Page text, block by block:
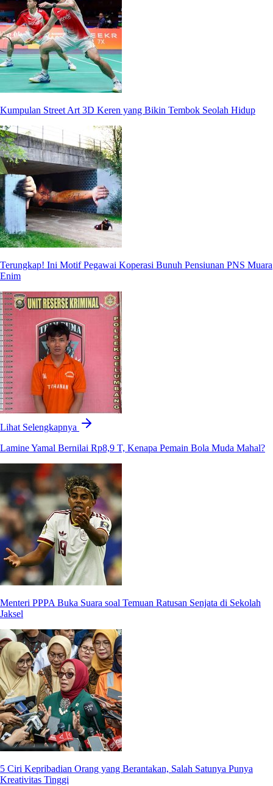
Kumpulan Street Art 3D Keren yang Bikin Tembok Seolah Hidup
Terungkap! Ini Motif Pegawai Koperasi Bunuh Pensiunan PNS Muara
Enim
Lihat Selengkapnya
Lamine Yamal Bernilai Rp8,9 T, Kenapa Pemain Bola Muda Mahal?
Menteri PPPA Buka Suara soal Temuan Ratusan Senjata di Sekolah
Jaksel
5 Ciri Kepribadian Orang yang Berantakan, Salah Satunya Punya
Kreativitas Tinggi